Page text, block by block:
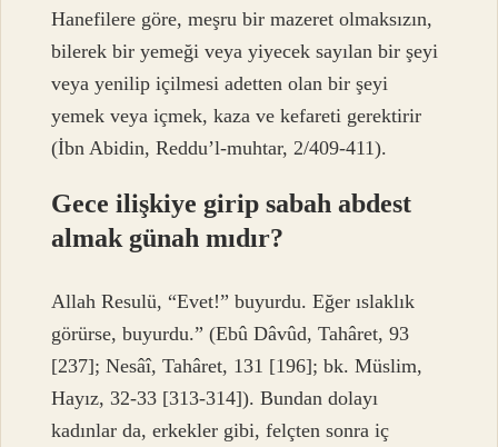
Hanefilere göre, meşru bir mazeret olmaksızın,
bilerek bir yemeği veya yiyecek sayılan bir şeyi
veya yenilip içilmesi adetten olan bir şeyi
yemek veya içmek, kaza ve kefareti gerektirir
(İbn Abidin, Reddu’l-muhtar, 2/409-411).
Gece ilişkiye girip sabah abdest
almak günah mıdır?
Allah Resulü, “Evet!” buyurdu. Eğer ıslaklık
görürse, buyurdu.” (Ebû Dâvûd, Tahâret, 93
[237]; Nesâî, Tahâret, 131 [196]; bk. Müslim,
Hayız, 32-33 [313-314]). Bundan dolayı
kadınlar da, erkekler gibi, felçten sonra iç